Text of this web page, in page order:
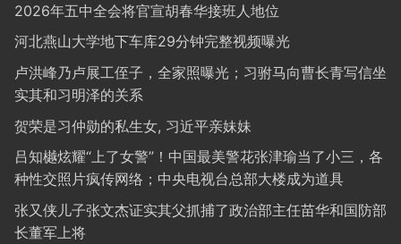
2026年五中全会将官宣胡春华接班人地位
河北燕山大学地下车库29分钟完整视频曝光
卢洪峰乃卢展工侄子，全家照曝光；习驸马向曹长青写信坐
实其和习明泽的关系
贺荣是习仲勋的私生女, 习近平亲妹妹
吕知樾炫耀“上了女警”！中国最美警花张津瑜当了小三，各
种性交照片疯传网络；中央电视台总部大楼成为道具
张又侠儿子张文杰证实其父抓捕了政治部主任苗华和国防部
长董军上将